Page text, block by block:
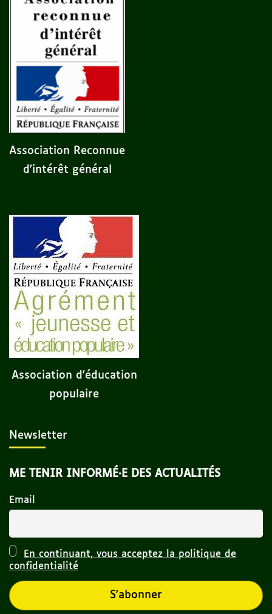
Association Reconnue
d'intérêt général
Association d'éducation
populaire
Newsletter
ME TENIR INFORMÉ·E DES ACTUALITÉS
Email
En continuant, vous acceptez la politique de
confidentialité